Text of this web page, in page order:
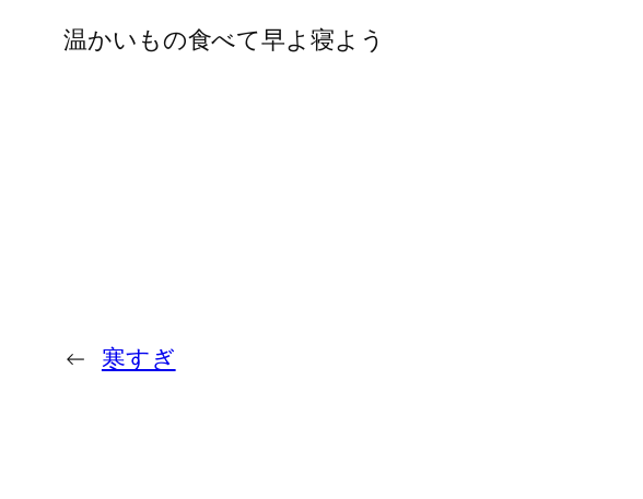
温かいもの食べて早よ寝よう
← 寒すぎ